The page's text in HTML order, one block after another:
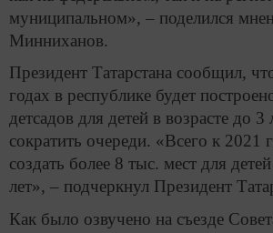
муниципальном», – поделился
Минниханов.
Президент Татарстана сообщил,
годах в республике будет
детсадов для детей в возрасте до 3
сократить очереди. «Всего к 2021
создать более 8 тыс. мест для
лет», – подчеркнул Президент
Как было озвучено на съезде